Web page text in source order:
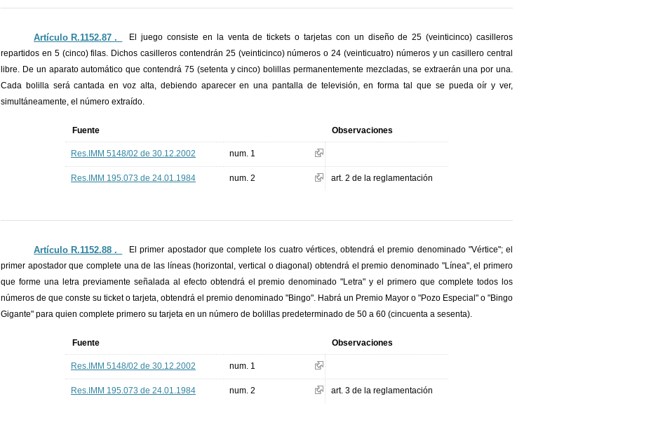
Artículo R.1152.87 ._
El juego consiste en la venta de tickets o tarjetas con un diseño de 25 (veinticinco) casilleros
repartidos en 5 (cinco) filas. Dichos casilleros contendrán 25 (veinticinco) números o 24 (veinticuatro) números y un casillero central
libre. De un aparato automático que contendrá 75 (setenta y cinco) bolillas permanentemente mezcladas, se extraerán una por una.
Cada bolilla será cantada en voz alta, debiendo aparecer en una pantalla de televisión, en forma tal que se pueda oír y ver,
simultáneamente, el número extraído.
Fuente Observaciones
Res.IMM 5148/02 de 30.12.2002 num. 1
Res.IMM 195.073 de 24.01.1984 num. 2 art. 2 de la reglamentación
Artículo R.1152.88 ._
El primer apostador que complete los cuatro vértices, obtendrá el premio denominado "Vértice"; el
primer apostador que complete una de las líneas (horizontal, vertical o diagonal) obtendrá el premio denominado "Línea", el primero
que forme una letra previamente señalada al efecto obtendrá el premio denominado "Letra" y el primero que complete todos los
números de que conste su ticket o tarjeta, obtendrá el premio denominado "Bingo". Habrá un Premio Mayor o "Pozo Especial" o "Bingo
Gigante" para quien complete primero su tarjeta en un número de bolillas predeterminado de 50 a 60 (cincuenta a sesenta).
Fuente Observaciones
Res.IMM 5148/02 de 30.12.2002 num. 1
Res.IMM 195.073 de 24.01.1984 num. 2 art. 3 de la reglamentación